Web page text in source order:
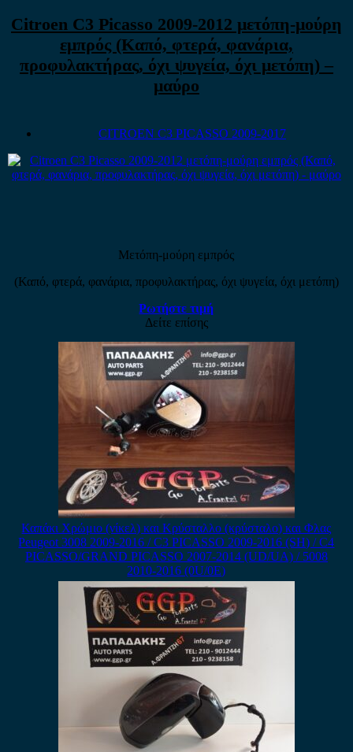
Citroen C3 Picasso 2009-2012 μετόπη-μούρη
εμπρός (Καπό, φτερά, φανάρια,
προφυλακτήρας, όχι ψυγεία, όχι μετόπη) –
μαύρο
CITROEN C3 PICASSO 2009-2017
Μετόπη-μούρη εμπρός
(Καπό, φτερά, φανάρια, προφυλακτήρας, όχι ψυγεία, όχι μετόπη)
Ρωτήστε τιμή
Δείτε επίσης
Καπάκι Χρώμιο (νίκελ) και Κρύσταλλο (κρύσταλο) και Φλας
Peugeot 3008 2009-2016 / C3 PICASSO 2009-2016 (SH) / C4
PICASSO/GRAND PICASSO 2007-2014 (UD/UA) / 5008
2010-2016 (0U/0E)